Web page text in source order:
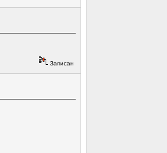
Записан